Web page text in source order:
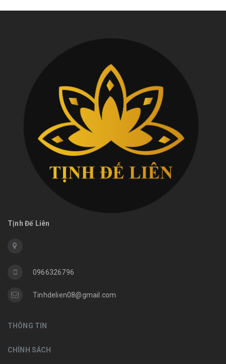
Tịnh Đế Liên
0966326796
Tinhdelien08@gmail.com
THÔNG TIN
CHÍNH SÁCH